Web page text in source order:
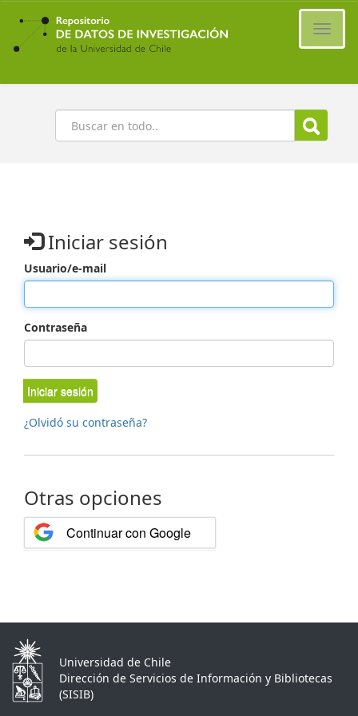
Ir
contenido
principal
Buscar
Iniciar sesión
Usuario/e-mail
Contraseña
Iniciar sesión
¿Olvidó su contraseña?
Otras opciones
Continuar con Google
Universidad de Chile
Dirección de Servicios de Información y Bibliotecas
(SISIB)